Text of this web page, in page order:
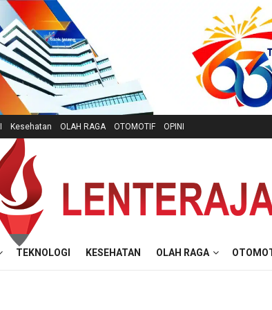
Kesehatan OLAH RAGA OTOMOTIF OPINI
TEKNOLOGI KESEHATAN OLAH RAGA